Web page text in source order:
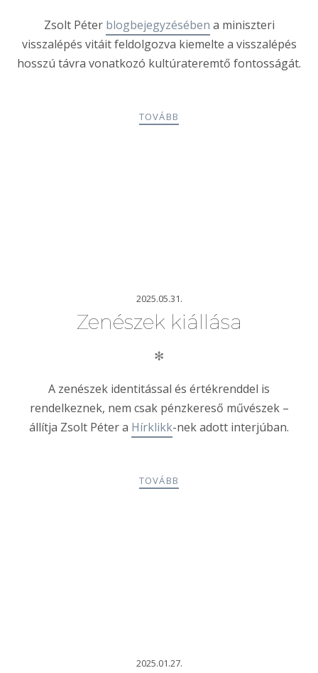
Zsolt Péter blogbejegyzésében a miniszteri
visszalépés vitáit feldolgozva kiemelte a visszalépés
hosszú távra vonatkozó kultúrateremtő fontosságát.
TOVÁBB
2025.05.31.
Zenészek kiállása
✻
A zenészek identitással és értékrenddel is
rendelkeznek, nem csak pénzkereső művészek –
állítja Zsolt Péter a Hírklikk-nek adott interjúban.
TOVÁBB
2025.01.27.